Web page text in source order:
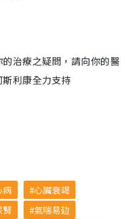
治療之疑問，請向你的醫
利康全力支持
病
心臟衰竭
腎
氣喘易攰